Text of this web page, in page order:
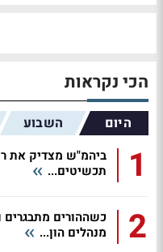
הכי נקראות
היום השבוע
1
ביהמ"ש מצדיק את
תכשיטים...
2
כשההורים מתבגרים
מנהלים הון...